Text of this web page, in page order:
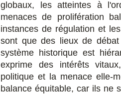
globaux, les atteintes à
menaces de prolifération
instances de régulation et
sont que des lieux de
système historique est
exprime des intérêts
politique et la menace elle-
balance équitable, car ils ne